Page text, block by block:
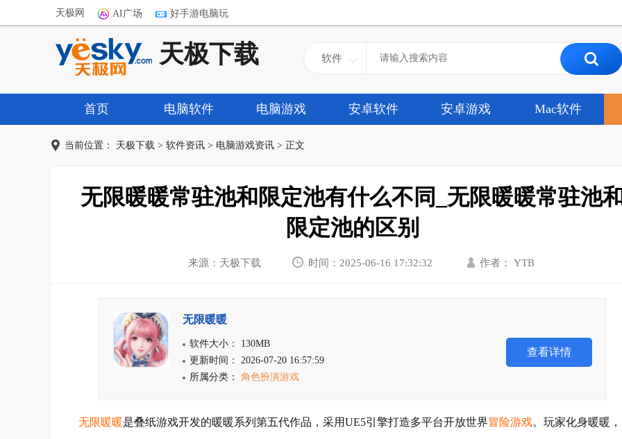
天极网 AI广场 好手游电脑玩
天极下载 软件
首页 电脑软件 电脑游戏 安卓软件 安卓游戏 Mac软件
当前位置： 天极下载 > 软件资讯 > 电脑游戏资讯 > 正文
无限暖暖常驻池和限定池有什么不同_无限暖暖常驻池和
限定池的区别
来源：天极下载 时间：2025-06-16 17:32:32 作者： YTB
无限暖暖
软件大小： 130MB
更新时间： 2026-07-20 16:57:59
所属分类： 角色扮演游戏
查看详情
无限暖暖是叠纸游戏开发的暖暖系列第五代作品，采用UE5引擎打造多平台开放世界冒险游戏。玩家化身暖暖，